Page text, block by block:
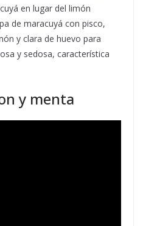
en lugar del limón
de maracuyá con pisco,
y clara de huevo para
y sedosa, característica
y menta